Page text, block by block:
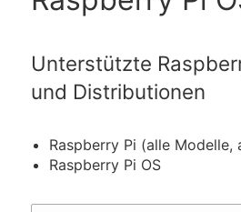
Unterstützte
und Distributionen
Raspberry Pi (alle Modelle,
Raspberry Pi OS